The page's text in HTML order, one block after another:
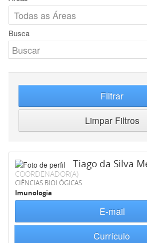
Busca
Filtrar
Limpar Filtros
Tiago da Silva
COORDENADOR(A)
CIÊNCIAS BIOLÓGICAS
Imunologia
E-mail
Currículo